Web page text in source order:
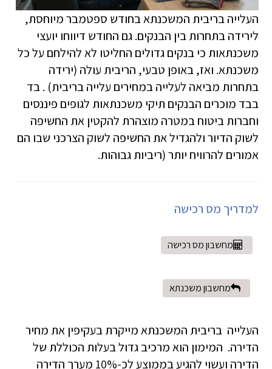
העלייה בריבית המשכנתא בחודש ספטמבר מיוחסת,
לירידה בתחרות בין הבנקים. גם החודש דיווחו יועצי
משכנתאות כי בנקים גדולים החליטו לא להילחם על כל
משכנתא. ואז, באופן טבעי, הריבית עולה (ירידה
בתחרות מביאה לעלייה במחירים עלייה בריבית) . בד
בבד מוכרים הבנקים תיקי משכנתאות לגופים פיננסים
וחברות ביטוח במטרה מוצהרת להקטין את החשיפה
לשוק הדיור ולהגדיל את החשיפה לשוק הצרכני שבו הם
אמורים להרוויח יותר (ריביות גבוהות.
למדריך מס רכישה
מחשבון מס רכישה
מחשבון משכנתא
העלייה בריבית המשכנתא מייקרת בעקיפין את מחיר
הדירה. המימון הוא מרכיב גדול בעלות הכוללת של
הדירה ועשוי להגיע בממוצע לכ-10% מערך הדירה